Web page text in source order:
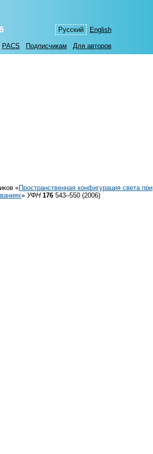
Русский English
PACS Подписчикам Для авторов
«Пространственная конфигурация света при
» УФН 176 543–550 (2006)